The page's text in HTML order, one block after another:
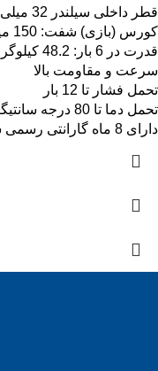
قطر داخلی سیلندر 32 میلی متر
کورس (بازی) شفت: 150 میلی متر
قدرت در 6 بار: 48.2 کیلوگرم نیرو
سرعت و مقاومت بالا
تحمل فشار تا 12 بار
تحمل دما تا 80 درجه سانتیگراد
دارای 8 ماه گارانتی رسمی شرکت الکترو هوانیرو